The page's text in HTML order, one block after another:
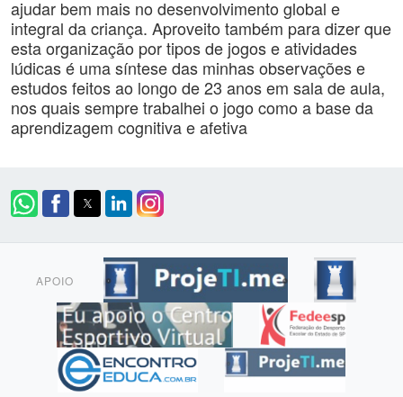
ajudar bem mais no desenvolvimento global e
integral da criança. Aproveito também para dizer que
esta organização por tipos de jogos e atividades
lúdicas é uma síntese das minhas observações e
estudos feitos ao longo de 23 anos em sala de aula,
nos quais sempre trabalhei o jogo como a base da
aprendizagem cognitiva e afetiva
APOIO